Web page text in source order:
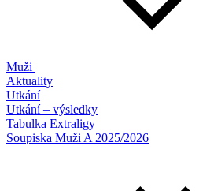
Muži
Aktuality
Utkání
Utkání – výsledky
Tabulka Extraligy
Soupiska Muži A 2025/2026